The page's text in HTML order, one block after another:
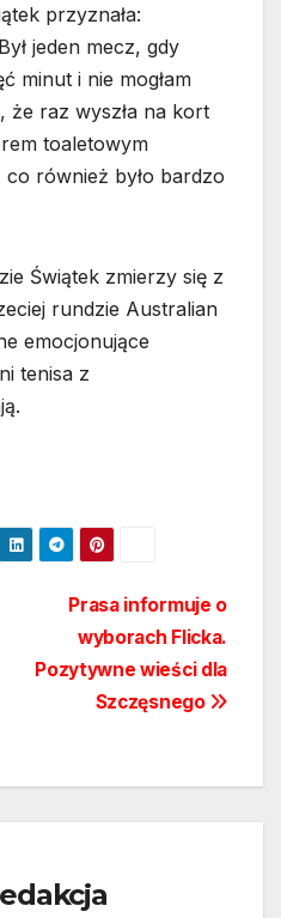
przyznała:
jeden mecz, gdy
minut i nie mogłam
że raz wyszła na kort
toaletowym
również było bardzo
Świątek zmierzy się z
rundzie Australian
emocjonujące
tenisa z
Prasa informuje o
wyborach Flicka.
Pozytywne wieści dla
Szczęsnego